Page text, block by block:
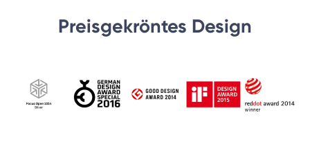
Preisgekröntes Design